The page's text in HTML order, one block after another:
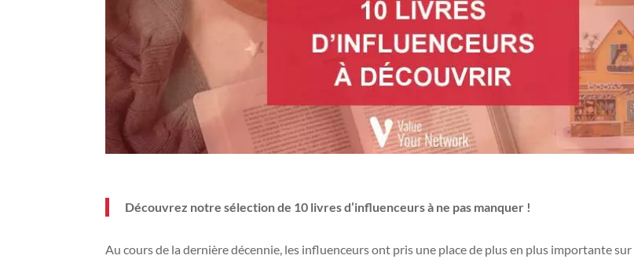
Découvrez notre sélection de 10 livres d’influenceurs à ne pas manquer !
Au cours de la dernière décennie, les influenceurs ont pris une place de plus en plus importante sur